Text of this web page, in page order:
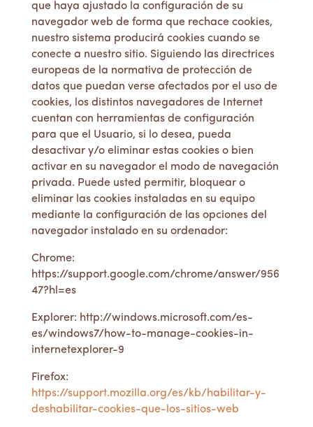
que haya ajustado la configuración de su
navegador web de forma que rechace cookies,
nuestro sistema producirá cookies cuando se
conecte a nuestro sitio. Siguiendo las directrices
europeas de la normativa de protección de
datos que puedan verse afectados por el uso de
cookies, los distintos navegadores de Internet
cuentan con herramientas de configuración
para que el Usuario, si lo desea, pueda
desactivar y/o eliminar estas cookies o bien
activar en su navegador el modo de navegación
privada. Puede usted permitir, bloquear o
eliminar las cookies instaladas en su equipo
mediante la configuración de las opciones del
navegador instalado en su ordenador:
Chrome:
https://support.google.com/chrome/answer/956
47?hl=es
Explorer: http://windows.microsoft.com/es-
es/windows7/how-to-manage-cookies-in-
internetexplorer-9
Firefox:
https://support.mozilla.org/es/kb/habilitar-y-
deshabilitar-cookies-que-los-sitios-web